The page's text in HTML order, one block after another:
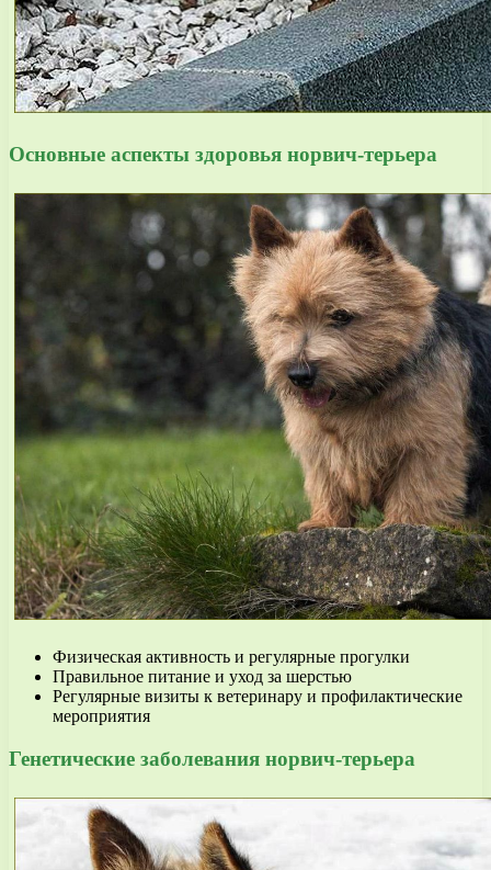
Основные аспекты здоровья норвич-терьера
Физическая активность и регулярные прогулки
Правильное питание и уход за шерстью
Регулярные визиты к ветеринару и профилактические
мероприятия
Генетические заболевания норвич-терьера